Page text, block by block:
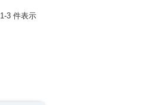
1-3 件表示